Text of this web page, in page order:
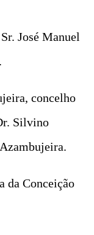
José Manuel
concelho
Silvino
da Conceição